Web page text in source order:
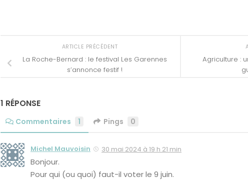
Agriculture :
ARTICLE PRÉCÉDENT
La Roche-Bernard : le festival Les Garennes
s’annonce festif !
1 RÉPONSE
Commentaires 1 Pings 0
Michel Mauvoisin 30 mai 2024 à 19 h 21 min
Bonjour.
Pour qui (ou quoi) faut-il voter le 9 juin.